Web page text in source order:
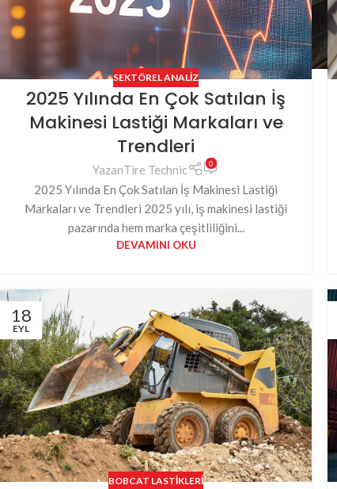
SEKTÖREL ANALIZ
2025 Yılında En Çok Satılan İş
Makinesi Lastiği Markaları ve
Trendleri
YazanTire Technic 0
2025 Yılında En Çok Satılan İş Makinesi Lastiği
Markaları ve Trendleri 2025 yılı, iş makinesi lastiği
pazarında hem marka çeşitliliğini...
DEVAMINI OKU
18
EYL
BOBCAT LASTIKLERI